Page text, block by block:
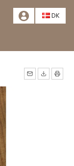
HER📣
DK
af disse